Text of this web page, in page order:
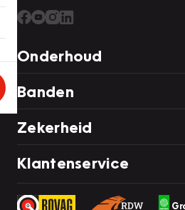
Onderhoud
Banden
Zekerheid
Klantenservice